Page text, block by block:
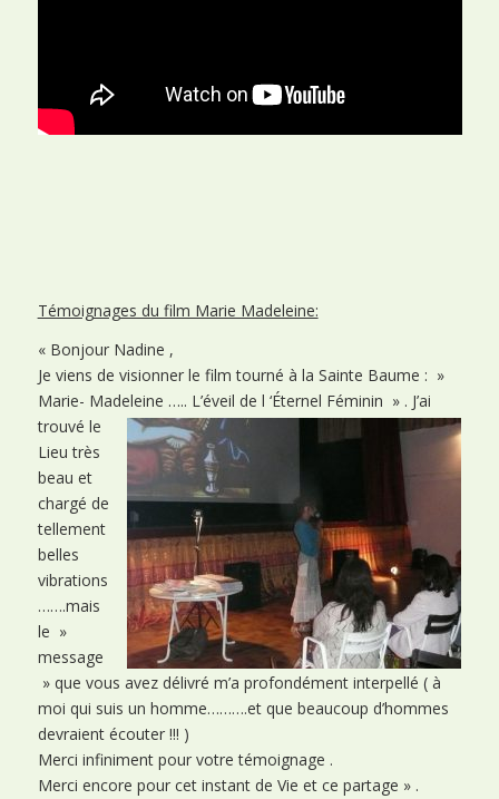
Témoignages du film Marie Madeleine:
« Bonjour Nadine ,
Je viens de visionner le film tourné à la Sainte Baume : »
Marie- Madeleine ….. L’éveil de l ‘Éternel Féminin » . J’ai
trouvé le
Lieu très
beau et
chargé de
tellement
belles
vibrations
…….mais
le »
message
» que vous avez délivré m’a profondément interpellé ( à
moi qui suis un homme……….et que beaucoup d’hommes
devraient écouter !!! )
Merci infiniment pour votre témoignage .
Merci encore pour cet instant de Vie et ce partage » .